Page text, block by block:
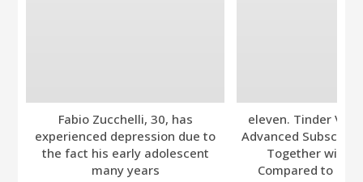
Fabio Zucchelli, 30, has
experienced depression due to
the fact his early adolescent
many years
eleven. Tinder
Advanced
Together with
Compared to